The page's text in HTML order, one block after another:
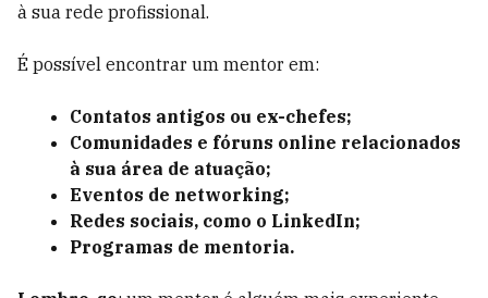
à sua rede profissional.
É possível encontrar um mentor em:
Contatos antigos ou ex-chefes;
Comunidades e fóruns online relacionados
à sua área de atuação;
Eventos de networking;
Redes sociais, como o LinkedIn;
Programas de mentoria.